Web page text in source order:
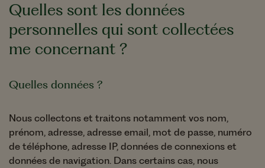
Quelles sont les données
personnelles qui sont collectées
me concernant ?
Quelles données ?
Nous collectons et traitons notamment vos nom,
prénom, adresse, adresse email, mot de passe, numéro
de téléphone, adresse IP, données de connexions et
données de navigation. Dans certains cas, nous